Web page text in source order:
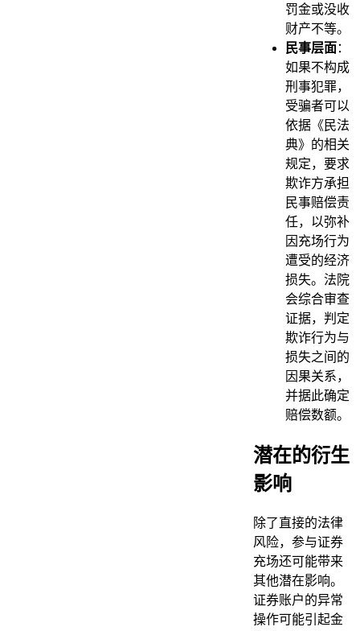
罚金或没收
财产不等。
民事层面：
如果不构成
刑事犯罪，
受骗者可以
依据《民法
典》的相关
规定，要求
欺诈方承担
民事赔偿责
任，以弥补
因充场行为
遭受的经济
损失。法院
会综合审查
证据，判定
欺诈行为与
损失之间的
因果关系，
并据此确定
赔偿数额。
潜在的衍生
影响
除了直接的法律
风险，参与证券
充场还可能带来
其他潜在影响。
证券账户的异常
操作可能引起金